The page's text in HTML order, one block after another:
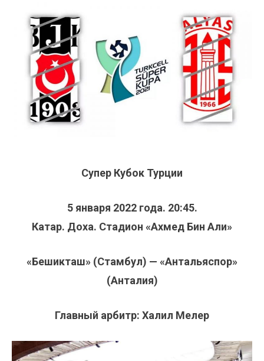
Супер Кубок Турции
5 января 2022 года. 20:45.
Катар. Доха. Стадион «Ахмед Бин Али»
«Бешикташ» (Стамбул) — «Антальяспор»
(Анталия)
Главный арбитр: Халил Мелер